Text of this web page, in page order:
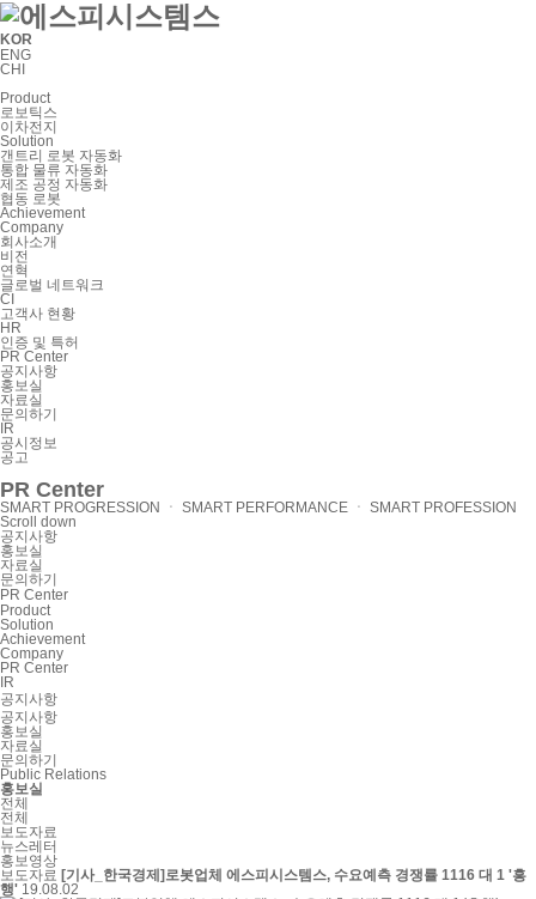
KOR
ENG
CHI
Product
로보틱스
이차전지
Solution
갠트리 로봇 자동화
통합 물류 자동화
제조 공정 자동화
협동 로봇
Achievement
Company
회사소개
비전
연혁
글로벌 네트워크
CI
고객사 현황
HR
인증 및 특허
PR Center
공지사항
홍보실
자료실
문의하기
IR
공시정보
공고
PR Center
SMART PROGRESSION ㆍ SMART PERFORMANCE ㆍ SMART PROFESSION
Scroll down
공지사항
홍보실
자료실
문의하기
PR Center
Product
Solution
Achievement
Company
PR Center
IR
공지사항
공지사항
홍보실
자료실
문의하기
Public Relations
홍보실
전체
전체
보도자료
뉴스레터
홍보영상
보도자료 [기사_한국경제]로봇업체 에스피시스템스, 수요예측 경쟁률 1116 대 1 '흥
행' 19.08.02